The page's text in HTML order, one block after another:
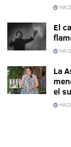
El
La
el